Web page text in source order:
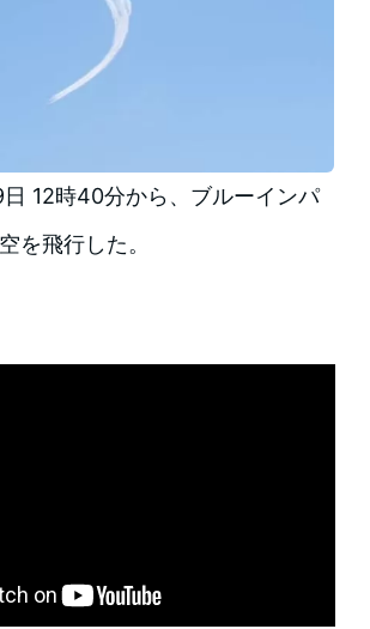
12時40分から、ブルーインパ
を飛行した。